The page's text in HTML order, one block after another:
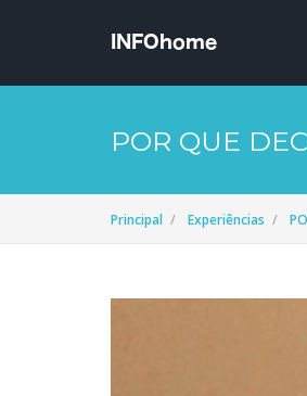
POR QUE
Principal Experiências